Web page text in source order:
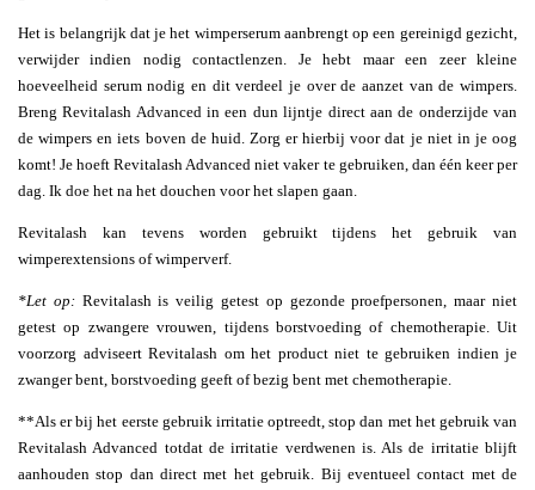
Het is belangrijk dat je het wimperserum aanbrengt op een gereinigd gezicht,
verwijder indien nodig contactlenzen. Je hebt maar een zeer kleine
hoeveelheid serum nodig en dit verdeel je over de aanzet van de wimpers.
Breng Revitalash Advanced in een dun lijntje direct aan de onderzijde van
de wimpers en iets boven de huid. Zorg er hierbij voor dat je niet in je oog
komt! Je hoeft Revitalash Advanced niet vaker te gebruiken, dan één keer per
dag. Ik doe het na het douchen voor het slapen gaan.
Revitalash kan tevens worden gebruikt tijdens het gebruik van
wimperextensions of wimperverf.
*Let op: Revitalash is veilig getest op gezonde proefpersonen, maar niet
getest op zwangere vrouwen, tijdens borstvoeding of chemotherapie. Uit
voorzorg adviseert Revitalash om het product niet te gebruiken indien je
zwanger bent, borstvoeding geeft of bezig bent met chemotherapie.
**Als er bij het eerste gebruik irritatie optreedt, stop dan met het gebruik van
Revitalash Advanced totdat de irritatie verdwenen is. Als de irritatie blijft
aanhouden stop dan direct met het gebruik. Bij eventueel contact met de